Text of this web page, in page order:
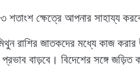
শতাংশ ক্ষেত্রে আপনার সাহায্য
রাশির জাতকদের মধ্যে কাজ
বাড়বে। বিদেশের সঙ্গে জড়িত